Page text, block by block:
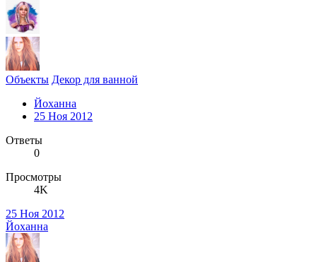
Объекты Декор для ванной
Йоханна
25 Ноя 2012
Ответы
0
Просмотры
4K
25 Ноя 2012
Йоханна